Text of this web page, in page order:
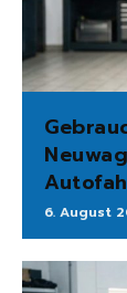
6. August